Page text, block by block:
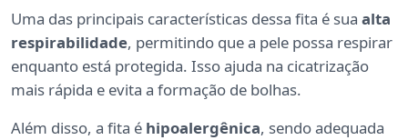
Uma das principais características dessa fita é sua alta
respirabilidade, permitindo que a pele possa respirar
enquanto está protegida. Isso ajuda na cicatrização
mais rápida e evita a formação de bolhas.
Além disso, a fita é hipoalergênica, sendo adequada